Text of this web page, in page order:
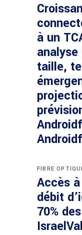
à un
analyse
taille,
FIBRE
Accès
débit
70%